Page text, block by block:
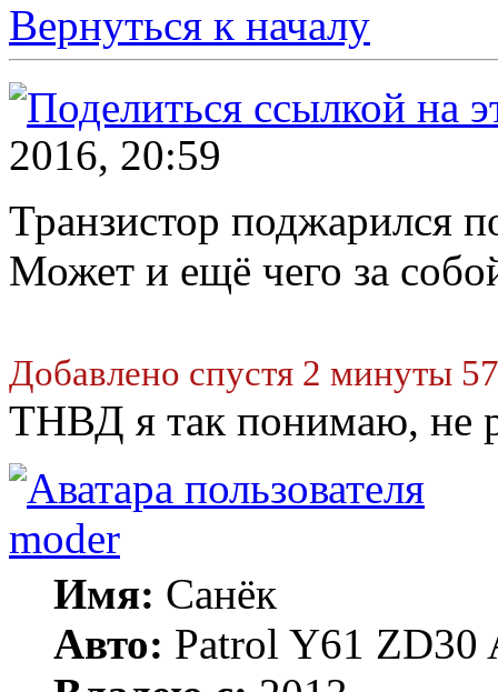
Вернуться к началу
2016, 20:59
Транзистор поджарился
Может и ещё чего за
Добавлено спустя 2 минуты
ТНВД я так понимаю, не
moder
Имя: Санёк
Авто: Patrol Y61 ZD30